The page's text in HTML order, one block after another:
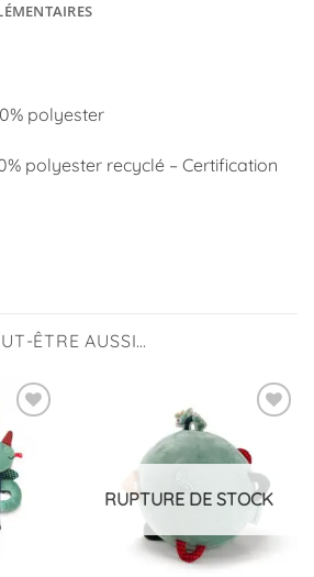
polyester
polyester recyclé – Certification
ÊTRE AUSSI…
Ajouter
à la
liste
d’envies
liste
d’envies
RUPTURE DE STOCK